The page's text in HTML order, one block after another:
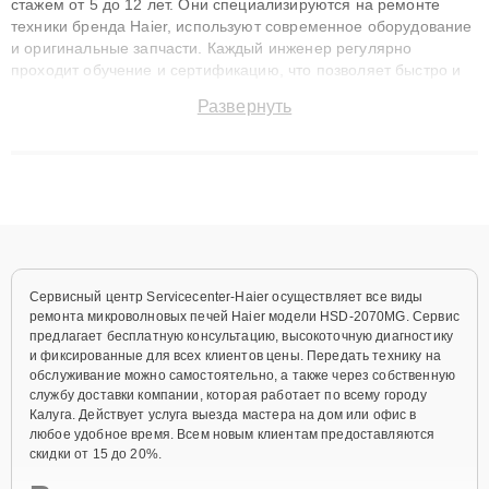
стажем от 5 до 12 лет. Они специализируются на ремонте
техники бренда Haier, используют современное оборудование
и оригинальные запчасти. Каждый инженер регулярно
проходит обучение и сертификацию, что позволяет быстро и
сохранением гарантии до 3 лет. Наши мастера решают
Развернуть
Сервисный центр Servicecenter-Haier осуществляет все виды
ремонта микроволновых печей Haier модели HSD-2070MG. Сервис
предлагает бесплатную консультацию, высокоточную диагностику
и фиксированные для всех клиентов цены. Передать технику на
обслуживание можно самостоятельно, а также через собственную
службу доставки компании, которая работает по всему городу
Калуга. Действует услуга выезда мастера на дом или офис в
любое удобное время. Всем новым клиентам предоставляются
скидки от 15 до 20%.